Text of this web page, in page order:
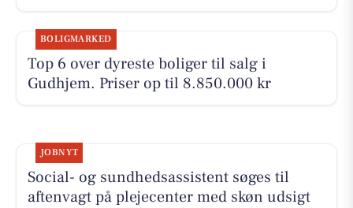
BOLIGMARKED
Top 6 over dyreste boliger til salg i
Gudhjem. Priser op til 8.850.000 kr
JOBNYT
Social- og sundhedsassistent søges til
aftenvagt på plejecenter med skøn udsigt